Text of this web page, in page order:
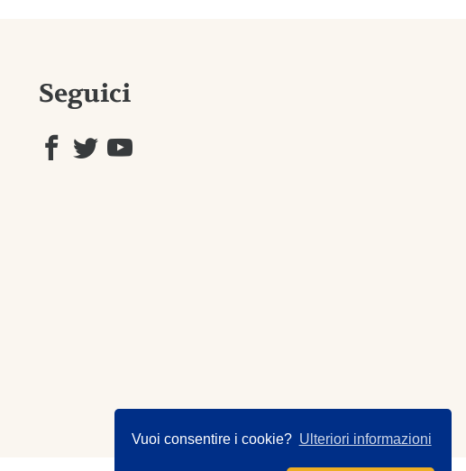
Vuoi consentire i cookie? Ulteriori informazioni
Seguici